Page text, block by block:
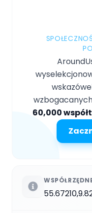
60,000